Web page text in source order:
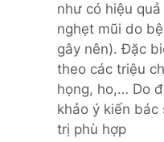
như có hiệu
nghẹt mũi do
gây nên). Đặc
theo các triệu
họng, ho,… Do
khảo ý kiến
trị phù hợp